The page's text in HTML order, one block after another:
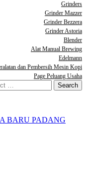
Grinders
Grinder Mazzer
Grinder Bezzera
Grinder Astoria
Blender
Alat Manual Brewing
Edelmann
dan Pembersih Mesin Kopi
Page Peluang Usaha
BARU PADANG